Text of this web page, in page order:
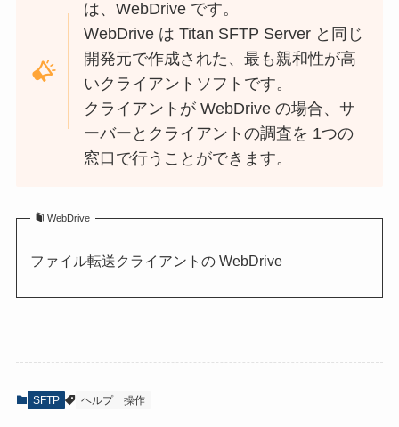
は、WebDrive です。
WebDrive は Titan SFTP Server と同じ
開発元で作成された、最も親和性が高
いクライアントソフトです。
クライアントが WebDrive の場合、サ
ーバーとクライアントの調査を 1つの
窓口で行うことができます。
WebDrive
ファイル転送クライアントの WebDrive
SFTP ヘルプ 操作